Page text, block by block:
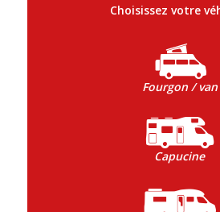
Choisissez votre
Fourgon / van
Capucine